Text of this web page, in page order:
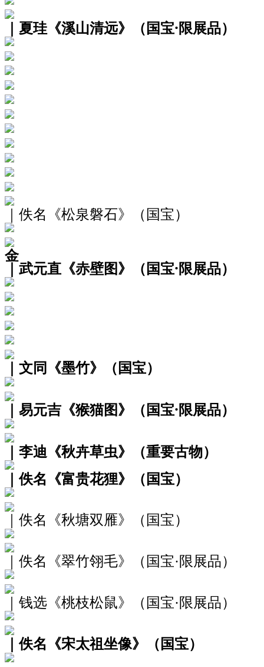
｜夏珪《溪山清远》（国宝·限展品）
｜佚名《松泉磐石》（国宝）
金
｜武元直《赤壁图》（国宝·限展品）
｜文同《墨竹》（国宝）
｜易元吉《猴猫图》（国宝·限展品）
｜李迪《秋卉草虫》（重要古物）
｜佚名《富贵花狸》（国宝）
｜佚名《秋塘双雁》（国宝）
｜佚名《翠竹翎毛》（国宝·限展品）
｜钱选《桃枝松鼠》（国宝·限展品）
｜佚名《宋太祖坐像》（国宝）